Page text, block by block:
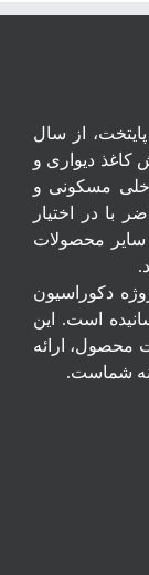
از سال
کاغذ دیواری و
مسکونی و
با در اختیار
سایر محصولات
دکوراسیون
است. این
محصول، ارائه
شماست.